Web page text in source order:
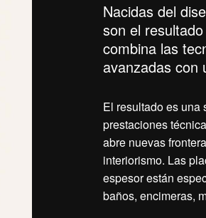
Nacidas del
son el
combina las
avanzadas con
El resultado es
prestaciones
abre nuevas
interiorismo. Las
espesor están
baños, encimeras,